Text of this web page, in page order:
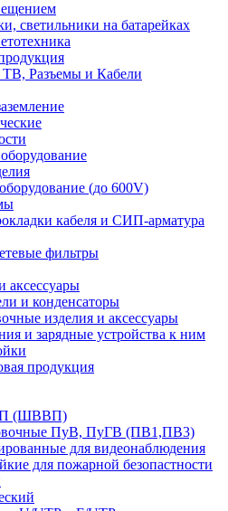
светильники на батарейках
Разъемы и Кабели
(до 600V)
кабеля и СИП-арматура
фильтры
и конденсаторы
изделия и аксессуары
и зарядные устройства к ним
продукция
(ШВВП)
ПуВ, ПуГВ (ПВ1,ПВ3)
для видеонаблюдения
для пожарной безопастности